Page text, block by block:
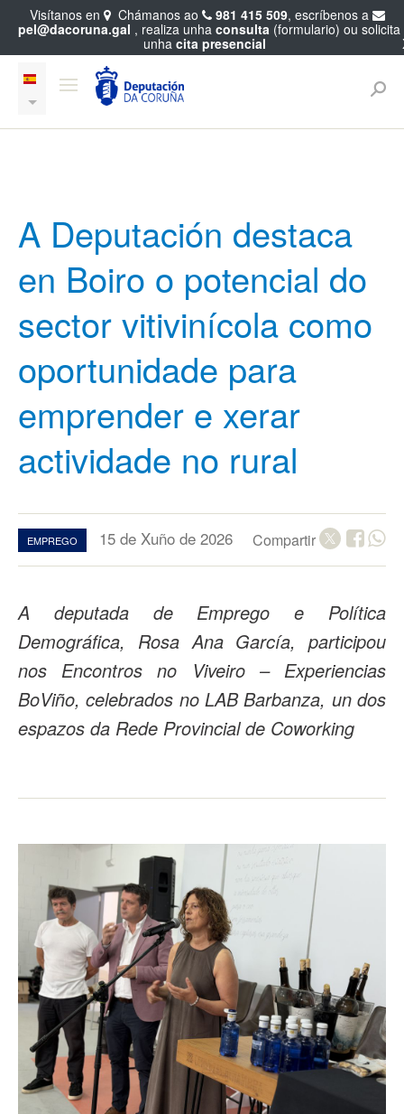
A Deputación destaca
en Boiro o potencial do
sector vitivinícola como
oportunidade para
emprender e xerar
actividade no rural
EMPREGO 15 de Xuño de 2026 Compartir
A deputada de Emprego e Política
Demográfica, Rosa Ana García, participou
nos Encontros no Viveiro – Experiencias
BoViño, celebrados no LAB Barbanza, un dos
espazos da Rede Provincial de Coworking
Visítanos en Chámanos ao 981 415 509, escríbenos a
pel@dacoruna.gal , realiza unha consulta(formulario) ou solicita
unha cita presencial